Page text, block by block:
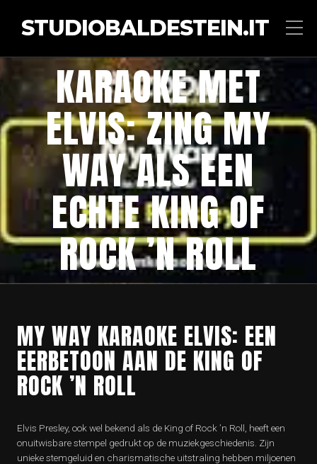
STUDIOBALDESTEIN.IT
KARAOKE MET
ELVIS: ZING MY
WAY ALS EEN
ECHTE KING OF
ROCK ’N ROLL
MY WAY KARAOKE ELVIS: EEN
EERBETOON AAN DE KING OF
ROCK ’N ROLL
Elvis Presley, ook wel bekend als de King of Rock ’n Roll, heeft een
onuitwisbare stempel gedrukt op de muziekgeschiedenis. Zijn
unieke stemgeluid en charismatische uitstraling hebben miljoenen